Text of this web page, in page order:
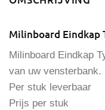
Milinboard Eindkap
Milinboard Eindkap
van uw vensterbank.
Per stuk leverbaar
Prijs per stuk